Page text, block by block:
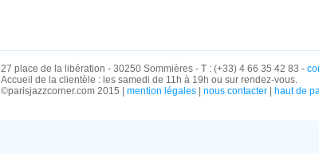
27 place de la libération - 30250 Sommières - T : (+33) 4 66 35 42 83 -
Accueil de la clientèle : les samedi de 11h à 19h ou sur rendez-vous.
©parisjazzcorner.com 2015 | mention légales nous contacter haut de